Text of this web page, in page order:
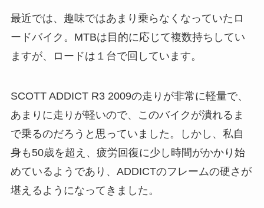
最近では、趣味ではあまり乗らなくなっていたロ
ードバイク。MTBは目的に応じて複数持ちしてい
ますが、ロードは１台で回しています。
SCOTT ADDICT R3 2009の走りが非常に軽量で、
あまりに走りが軽いので、このバイクが潰れるま
で乗るのだろうと思っていました。しかし、私自
身も50歳を超え、疲労回復に少し時間がかかり始
めているようであり、ADDICTのフレームの硬さが
堪えるようになってきました。